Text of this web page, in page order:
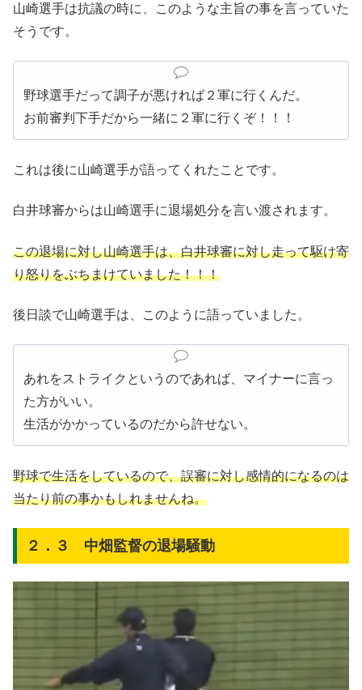
山崎選手は抗議の時に、このような主旨の事を言っていた
そうです。
野球選手だって調子が悪ければ２軍に行くんだ。
お前審判下手だから一緒に２軍に行くぞ！！！
これは後に山崎選手が語ってくれたことです。
白井球審からは山崎選手に退場処分を言い渡されます。
この退場に対し山崎選手は、白井球審に対し走って駆け寄
り怒りをぶちまけていました！！！
後日談で山崎選手は、このように語っていました。
あれをストライクというのであれば、マイナーに言っ
た方がいい。
生活がかかっているのだから許せない。
野球で生活をしているので、誤審に対し感情的になるのは
当たり前の事かもしれませんね。
２．３ 中畑監督の退場騒動